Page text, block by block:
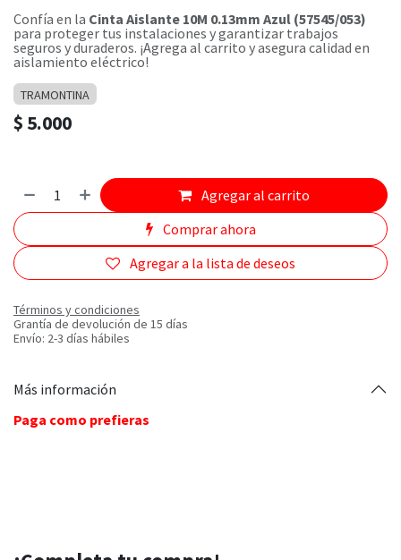
Confía en la Cinta Aislante 10M 0.13mm Azul (57545/053)
para proteger tus instalaciones y garantizar trabajos
seguros y duraderos. ¡Agrega al carrito y asegura calidad en
aislamiento eléctrico!
TRAMONTINA
$ 5.000
Agregar al carrito
Comprar ahora
Agregar a la lista de deseos
Términos y condiciones
Grantía de devolución de 15 días
Envío: 2-3 días hábiles
Más información
Paga como prefieras